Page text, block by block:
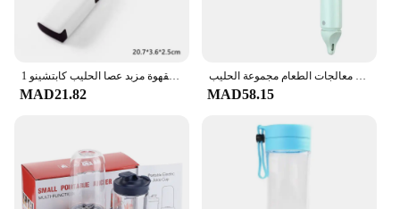
with ease and precision, ensuring every sip is as
perfect as the last.
1 قطعة خافق البيض الكهربائية المحمولة الروتاري خفق البيض القهوة مزبد عصا الحليب كابتشينو Frother خلاط أدوات مطبخ المحمولة
MAD21.82
المحمولة خلاط خلاط أدوات المطبخ خلاط اليد الكهربائية معالجات الطعام مجموعة الحليب frother البيض الخافق كعكة الخبز العجن خلاط
MAD58.15